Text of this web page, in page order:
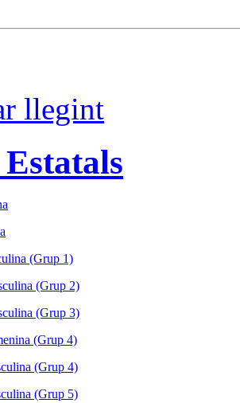
llegint
(Grup 1)
(Grup 2)
(Grup 3)
(Grup 4)
(Grup 4)
(Grup 5)